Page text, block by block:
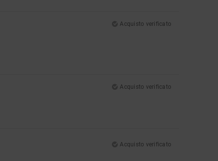
Acquisto verificato
Acquisto verificato
Acquisto verificato